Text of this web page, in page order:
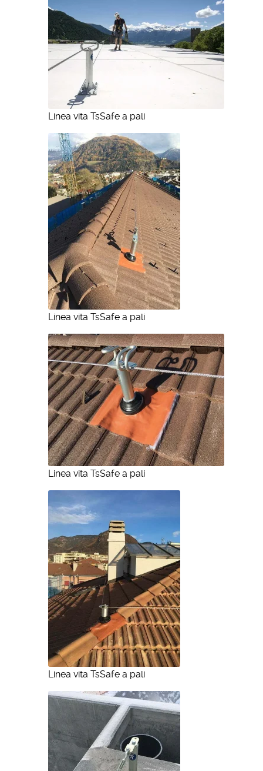
Linea vita TsSafe a pali
Linea vita TsSafe a pali
Linea vita TsSafe a pali
Linea vita TsSafe a pali